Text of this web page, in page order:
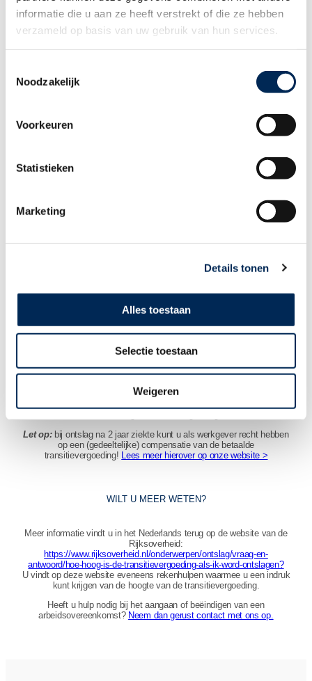
informatie die u aan ze heeft verstrekt of die ze hebben
verzameld op basis van uw gebruik van hun services.
Noodzakelijk
Voorkeuren
Statistieken
Marketing
Details tonen
Alles toestaan
Selectie toestaan
Weigeren
Bruto maandsalaris = € 3.000
€ 12.000 / € 3.000 = 4
Uitwerking van dit voorbeeld deel 2:
€ 1.000 / 12 = € 83,33
In situaties waarbij geen sprake is van een vaste arbeidsduur geldt
Let op:
zelfs als een werknemer bijvoorbeeld maar een week heeft
gewerkt en in de proeftijd wordt ontslagen, heeft hij recht op de
WAT IS DE MAXIMALE TRANSITIEVERGOEDING?
maximaal één jaarsalaris.
NB: De werkgever mag soms bepaalde kosten in mindering brengen
zijn om de werkloosheid van de werknemer te voorkomen of de duur
maken. Te denken valt aan de kosten van employability en werk-naar-
begeleiden in de aanloop naar een eventuele ontslagprocedure.
NB: Het kan ook nog voorkomen dat een werkgever al eens een
beëindiging van een voorafgaande arbeidsovereenkomst, het reeds
Let op: bij ontslag na 2 jaar ziekte kunt u als werkgever recht hebben
op een (gedeeltelijke) compensatie van de betaalde
transitievergoeding! Lees meer hierover op onze website >
WILT U MEER WETEN?
Meer informatie vindt u in het Nederlands terug op de website van de
Rijksoverheid:
https://www.rijksoverheid.nl/onderwerpen/ontslag/vraag-en-
antwoord/hoe-hoog-is-de-transitievergoeding-als-ik-word-ontslagen?
U vindt op deze website eveneens rekenhulpen waarmee u een indruk
kunt krijgen van de hoogte van de transitievergoeding.
Heeft u hulp nodig bij het aangaan of beëindigen van een
arbeidsovereenkomst? Neem dan gerust contact met ons op.